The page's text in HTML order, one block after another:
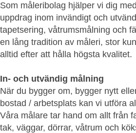
Som måleribolag hjälper vi dig
uppdrag inom invändigt och
tapetsering, våtrumsmålning och
en lång tradition av måleri, stor
alltid efter att hålla högsta kvalitet.
In- och utvändig målning
När du bygger om, bygger nytt
bostad / arbetsplats kan vi utföra
Våra målare tar hand om allt från
tak, väggar, dörrar, våtrum och